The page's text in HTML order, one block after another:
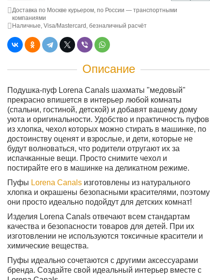
Доставка по Москве курьером, по России — транспортными
компаниями
Наличные, Visa/Mastercard, безналичный расчёт
Описание
Подушка-пуф Lorena Canals шахматы "медовый"
прекрасно впишется в интерьер любой комнаты
(спальни, гостиной, детской) и добавят вашему дому
уюта и оригинальности. Удобство и практичность пуфов
из хлопка, чехол которых можно стирать в машинке, по
достоинству оценят и взрослые, и дети, которые не
будут волноваться, что родители отругают их за
испачканные вещи. Просто снимите чехол и
постирайте его в машинке на деликатном режиме.
Пуфы Lorena Canals изготовлены из натурального
хлопка и окрашены безопасными красителями, поэтому
они просто идеально подойдут для детских комнат!
Изделия Lorena Canals отвечают всем стандартам
качества и безопасности товаров для детей. При их
изготовлении не используются токсичные красители и
химические вещества.
Пуфы идеально сочетаются с другими аксессуарами
бренда. Создайте свой идеальный интерьер вместе с